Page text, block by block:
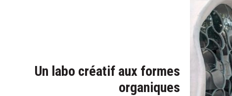
Un labo créatif aux formes
organiques